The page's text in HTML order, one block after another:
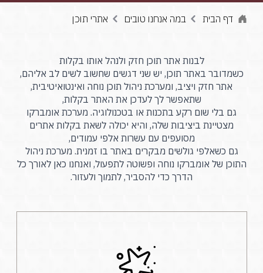
דף הבית במה אנחנו טובים אתרי תוכן
לבנות אתר תוכן חזק ולנהל אותו בקלות
כשמדובר באתר תוכן, יש שני דגשים שחשוב לשים לב אליהם,
אתר חזק ויציב, ומערכת ניהול תוכן נוחה ואינטואיטיבית,
שתאפשר לך לעדכן את האתר בקלות,
גם בלי שום רקע בתכנות או בטכנולוגיה. מערכת אומברקו
מצטיינת ביציבות שלה, והיא יכולה לשאת בקלות אתרים
מסועפים עם עשרות אלפי עמודים,
גם כשאלפי גולשים מבקרים באתר בו זמנית. מערכת ניהול
התוכן של אומברקו נוחה ופשוטה לתפעול, ואנחנו כאן לאורך כל
הדרך כדי להסביר, לתמוך ולעזור.